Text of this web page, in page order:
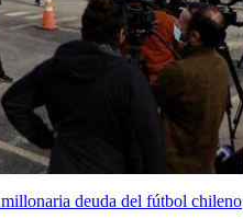
deuda del fútbol chileno